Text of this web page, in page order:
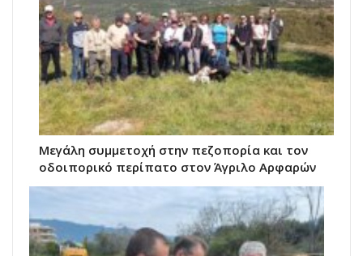
Μεγάλη συμμετοχή στην πεζοπορία και τον
οδοιπορικό περίπατο στον Άγριλο Αρφαρών